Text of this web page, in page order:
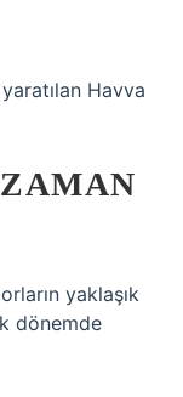
Havva
yaklaşık
dönemde